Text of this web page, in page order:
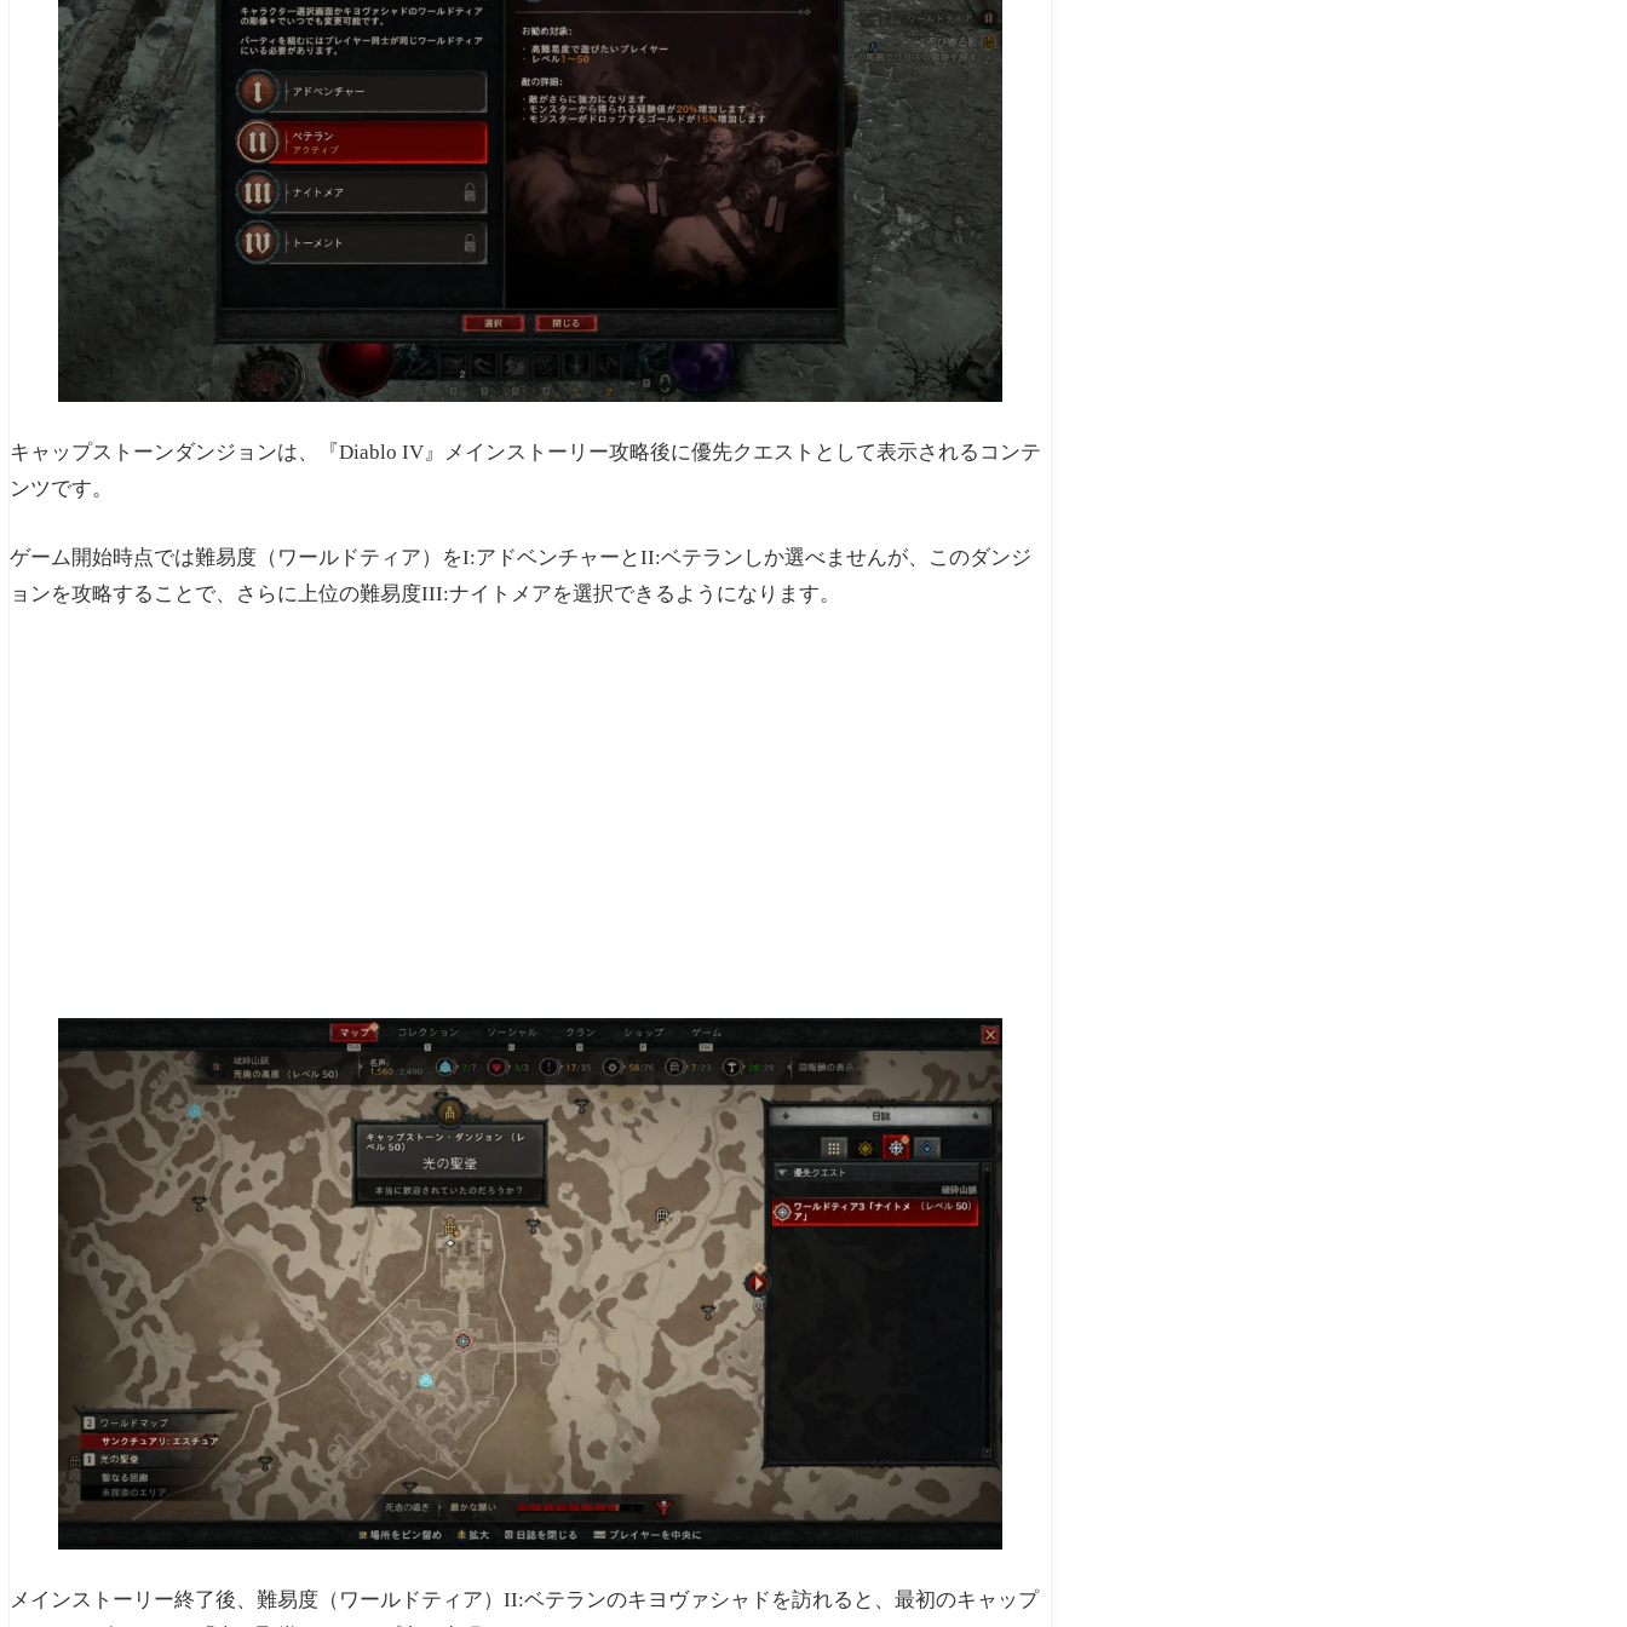
キャップストーンダンジョンは、『Diablo IV』メインストーリー攻略後に優先クエストとして表示されるコンテ
ンツです。
ゲーム開始時点では難易度（ワールドティア）をI:アドベンチャーとII:ベテランしか選べませんが、このダンジ
ョンを攻略することで、さらに上位の難易度III:ナイトメアを選択できるようになります。
メインストーリー終了後、難易度（ワールドティア）II:ベテランのキヨヴァシャドを訪れると、最初のキャップ